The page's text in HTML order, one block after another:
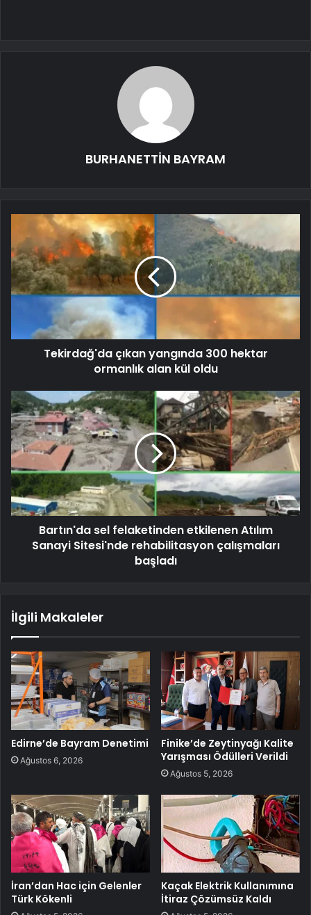
BURHANETTİN BAYRAM
Tekirdağ'da çıkan yangında 300 hektar
ormanlık alan kül oldu
Bartın'da sel felaketinden etkilenen Atılım
Sanayi Sitesi'nde rehabilitasyon çalışmaları
başladı
İlgili Makaleler
Edirne’de Bayram Denetimi
Ağustos 6, 2026
Finike’de Zeytinyağı Kalite
Yarışması Ödülleri Verildi
Ağustos 5, 2026
İran’dan Hac için Gelenler
Türk Kökenli
Kaçak Elektrik Kullanımına
İtiraz Çözümsüz Kaldı